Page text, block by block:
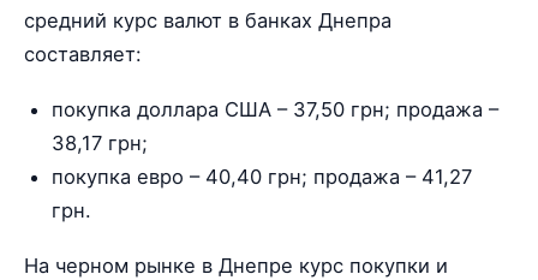
средний курс валют в банках Днепра
составляет:
покупка доллара США – 37,50 грн; продажа –
38,17 грн;
покупка евро – 40,40 грн; продажа – 41,27
грн.
На черном рынке в Днепре курс покупки и